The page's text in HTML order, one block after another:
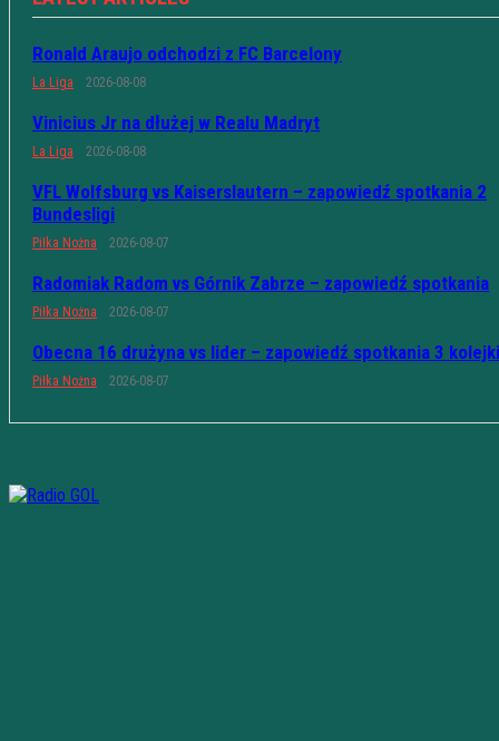
Ronald Araujo odchodzi z FC Barcelony
La Liga 2026-08-08
Vinicius Jr na dłużej w Realu Madryt
La Liga 2026-08-08
VFL Wolfsburg vs Kaiserslautern – zapowiedź spotkania 2
Bundesligi
Piłka Nożna 2026-08-07
Radomiak Radom vs Górnik Zabrze – zapowiedź spotkania
Piłka Nożna 2026-08-07
Obecna 16 drużyna vs lider – zapowiedź spotkania 3 kolejki
Piłka Nożna 2026-08-07